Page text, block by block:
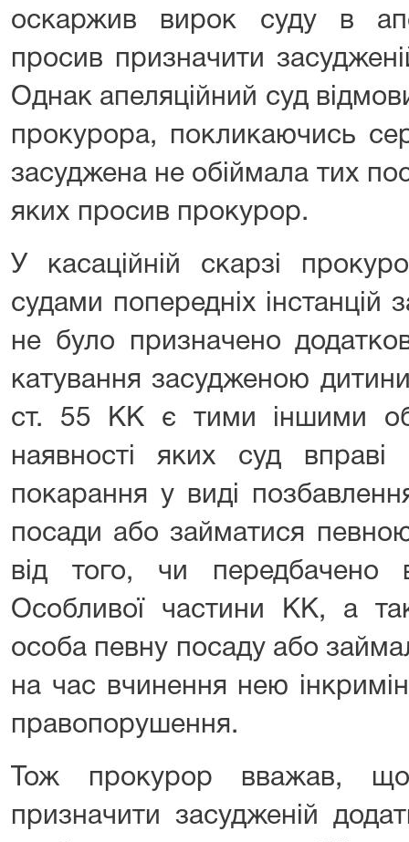
оскаржив вирок суду в
просив призначити
Однак апеляційний суд
прокурора, покликаючись
засуджена не обіймала тих
яких просив прокурор.
У касаційній скарзі
судами попередніх інстанцій
не було призначено
катування засудженою
ст. 55 КК є тими іншими
наявності яких суд вправі
покарання у виді
посади або займатися
від того, чи передбачено
Особливої частини КК, а
особа певну посаду або
на час вчинення нею
правопорушення.
Тож прокурор вважав,
призначити засудженій